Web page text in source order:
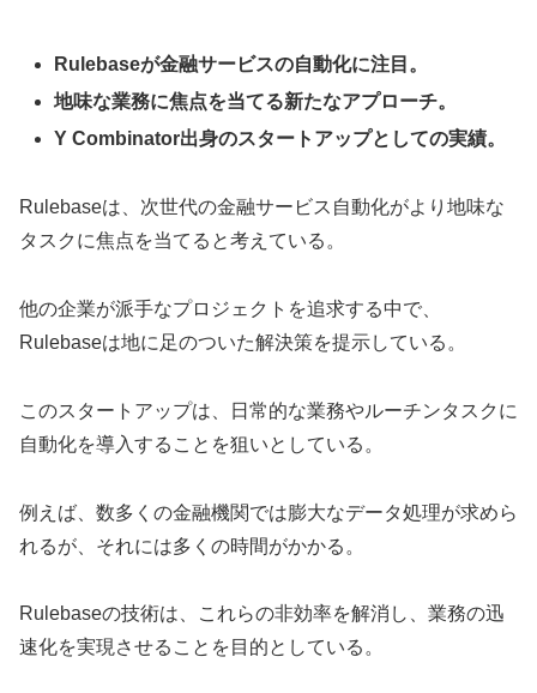
Rulebaseが金融サービスの自動化に注目。
地味な業務に焦点を当てる新たなアプローチ。
Y Combinator出身のスタートアップとしての実績。
Rulebaseは、次世代の金融サービス自動化がより地味な
タスクに焦点を当てると考えている。
他の企業が派手なプロジェクトを追求する中で、
Rulebaseは地に足のついた解決策を提示している。
このスタートアップは、日常的な業務やルーチンタスクに
自動化を導入することを狙いとしている。
例えば、数多くの金融機関では膨大なデータ処理が求めら
れるが、それには多くの時間がかかる。
Rulebaseの技術は、これらの非効率を解消し、業務の迅
速化を実現させることを目的としている。